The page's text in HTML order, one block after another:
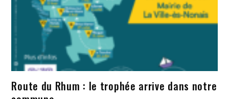
Route du Rhum : le trophée arrive dans notre